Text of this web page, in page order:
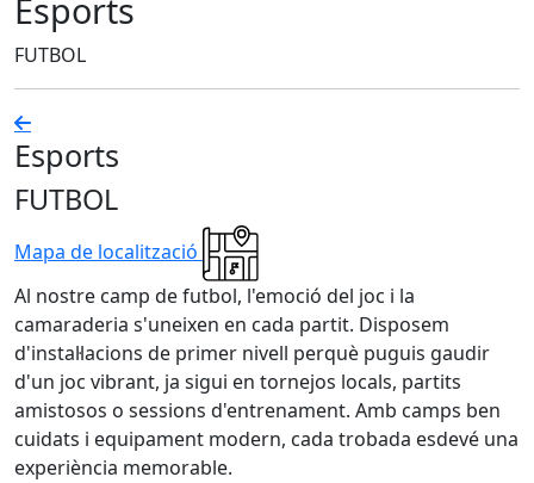
Esports
FUTBOL
Esports
FUTBOL
Mapa de localització
Al nostre camp de futbol, l'emoció del joc i la
camaraderia s'uneixen en cada partit. Disposem
d'instal·lacions de primer nivell perquè puguis gaudir
d'un joc vibrant, ja sigui en tornejos locals, partits
amistosos o sessions d'entrenament. Amb camps ben
cuidats i equipament modern, cada trobada esdevé una
experiència memorable.